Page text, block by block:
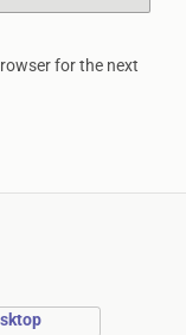
for the next